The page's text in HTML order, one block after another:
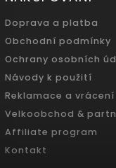
Doprava a platba
Obchodní podmínky
Ochrany osobních
Návody k použití
Reklamace a vrácení
Velkoobchod &
Affiliate program
Kontakt